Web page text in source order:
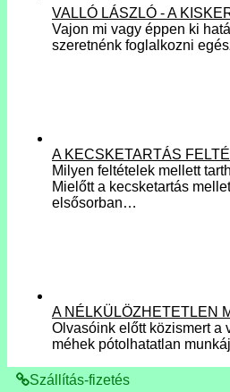
VALLÓ LÁSZLÓ - A
Vajon mi vagy éppen ki
szeretnénk foglalkozni
A KECSKETARTÁS
Milyen feltételek mellett
Mielőtt a kecsketartás
elsősorban…
A NÉLKÜLÖZHETETLEN
Olvasóink előtt közismert a
méhek pótolhatatlan
Szállítás-fizetés